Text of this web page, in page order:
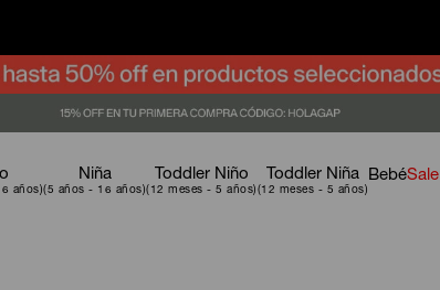
Niña Toddler Niño Toddler Niña BebéSale